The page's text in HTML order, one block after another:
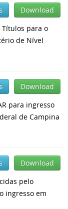
Download
Títulos para o
de Nível
Download
para ingresso
de Campina
Download
pelo
ingresso em